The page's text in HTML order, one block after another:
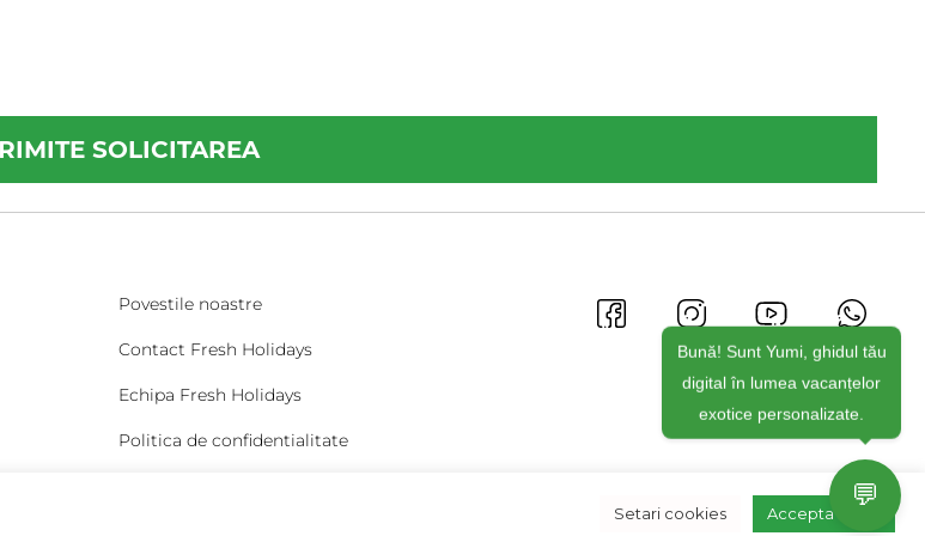
Povestile noastre
Contact Fresh Holidays
Echipa Fresh Holidays
Politica de confidentialitate
Setari cookies Accepta toate
💬
Bună! Sunt Yumi, ghidul tău
digital în lumea vacanțelor
exotice personalizate.